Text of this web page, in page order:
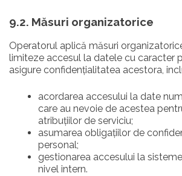
9.2. Măsuri organizatorice
Operatorul aplică măsuri
limiteze accesul la datele cu caracter
asigure confidențialitatea acestora,
acordarea accesului la date
care au nevoie de acestea
atribuțiilor de serviciu;
asumarea obligațiilor de
personal;
gestionarea accesului la
nivel intern.